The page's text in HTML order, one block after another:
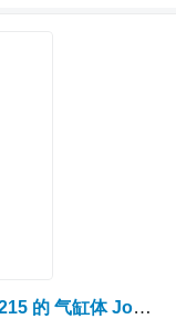
轮式拖拉机 John Deere 6110, 6120, 6215 的 气缸体 John Deere 6110, 6120, 6215 Engine Block Se500725, R504849, R115081, R5163